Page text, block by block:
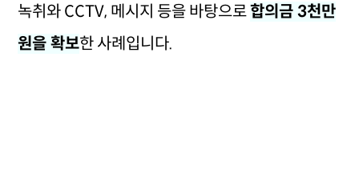
녹취와 CCTV, 메시지 등을 바탕으로합의금 3천만
원을 확보한 사례입니다.